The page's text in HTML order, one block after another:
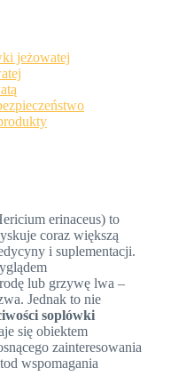
jeżowatej
erinaceus) to
coraz większą
i suplementacji.
lub grzywę lwa –
Jednak to nie
soplówki
się obiektem
zainteresowania
wspomagania